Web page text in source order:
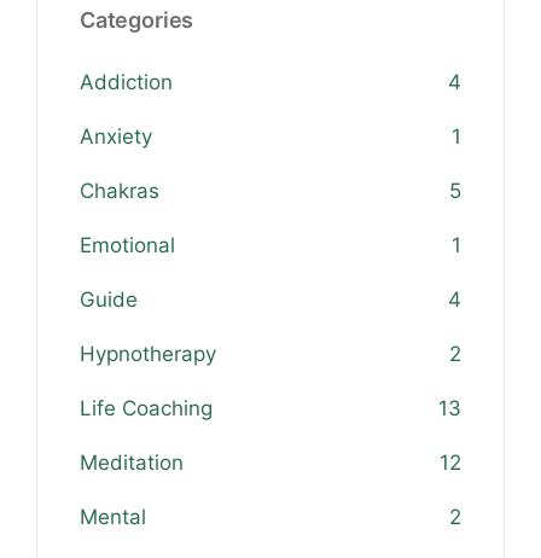
Categories
Addiction 4
Anxiety 1
Chakras 5
Emotional 1
Guide 4
Hypnotherapy 2
Life Coaching 13
Meditation 12
Mental 2